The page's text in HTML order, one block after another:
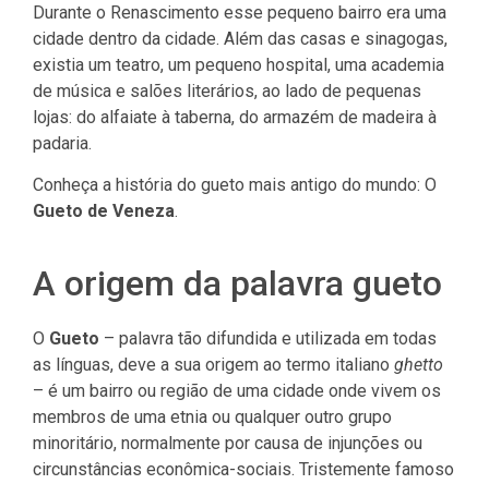
Durante o Renascimento esse pequeno bairro era uma
cidade dentro da cidade. Além das casas e sinagogas,
existia um teatro, um pequeno hospital, uma academia
de música e salões literários, ao lado de pequenas
lojas: do alfaiate à taberna, do armazém de madeira à
padaria.
Conheça a história do gueto mais antigo do mundo: O
Gueto de Veneza.
A origem da palavra gueto
O Gueto – palavra tão difundida e utilizada em todas
as línguas, deve a sua origem ao termo italiano ghetto
– é um bairro ou região de uma cidade onde vivem os
membros de uma etnia ou qualquer outro grupo
minoritário, normalmente por causa de injunções ou
circunstâncias econômica-sociais. Tristemente famoso